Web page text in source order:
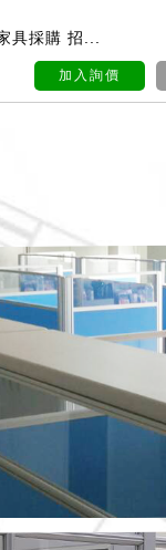
具採購 招...
加入詢價